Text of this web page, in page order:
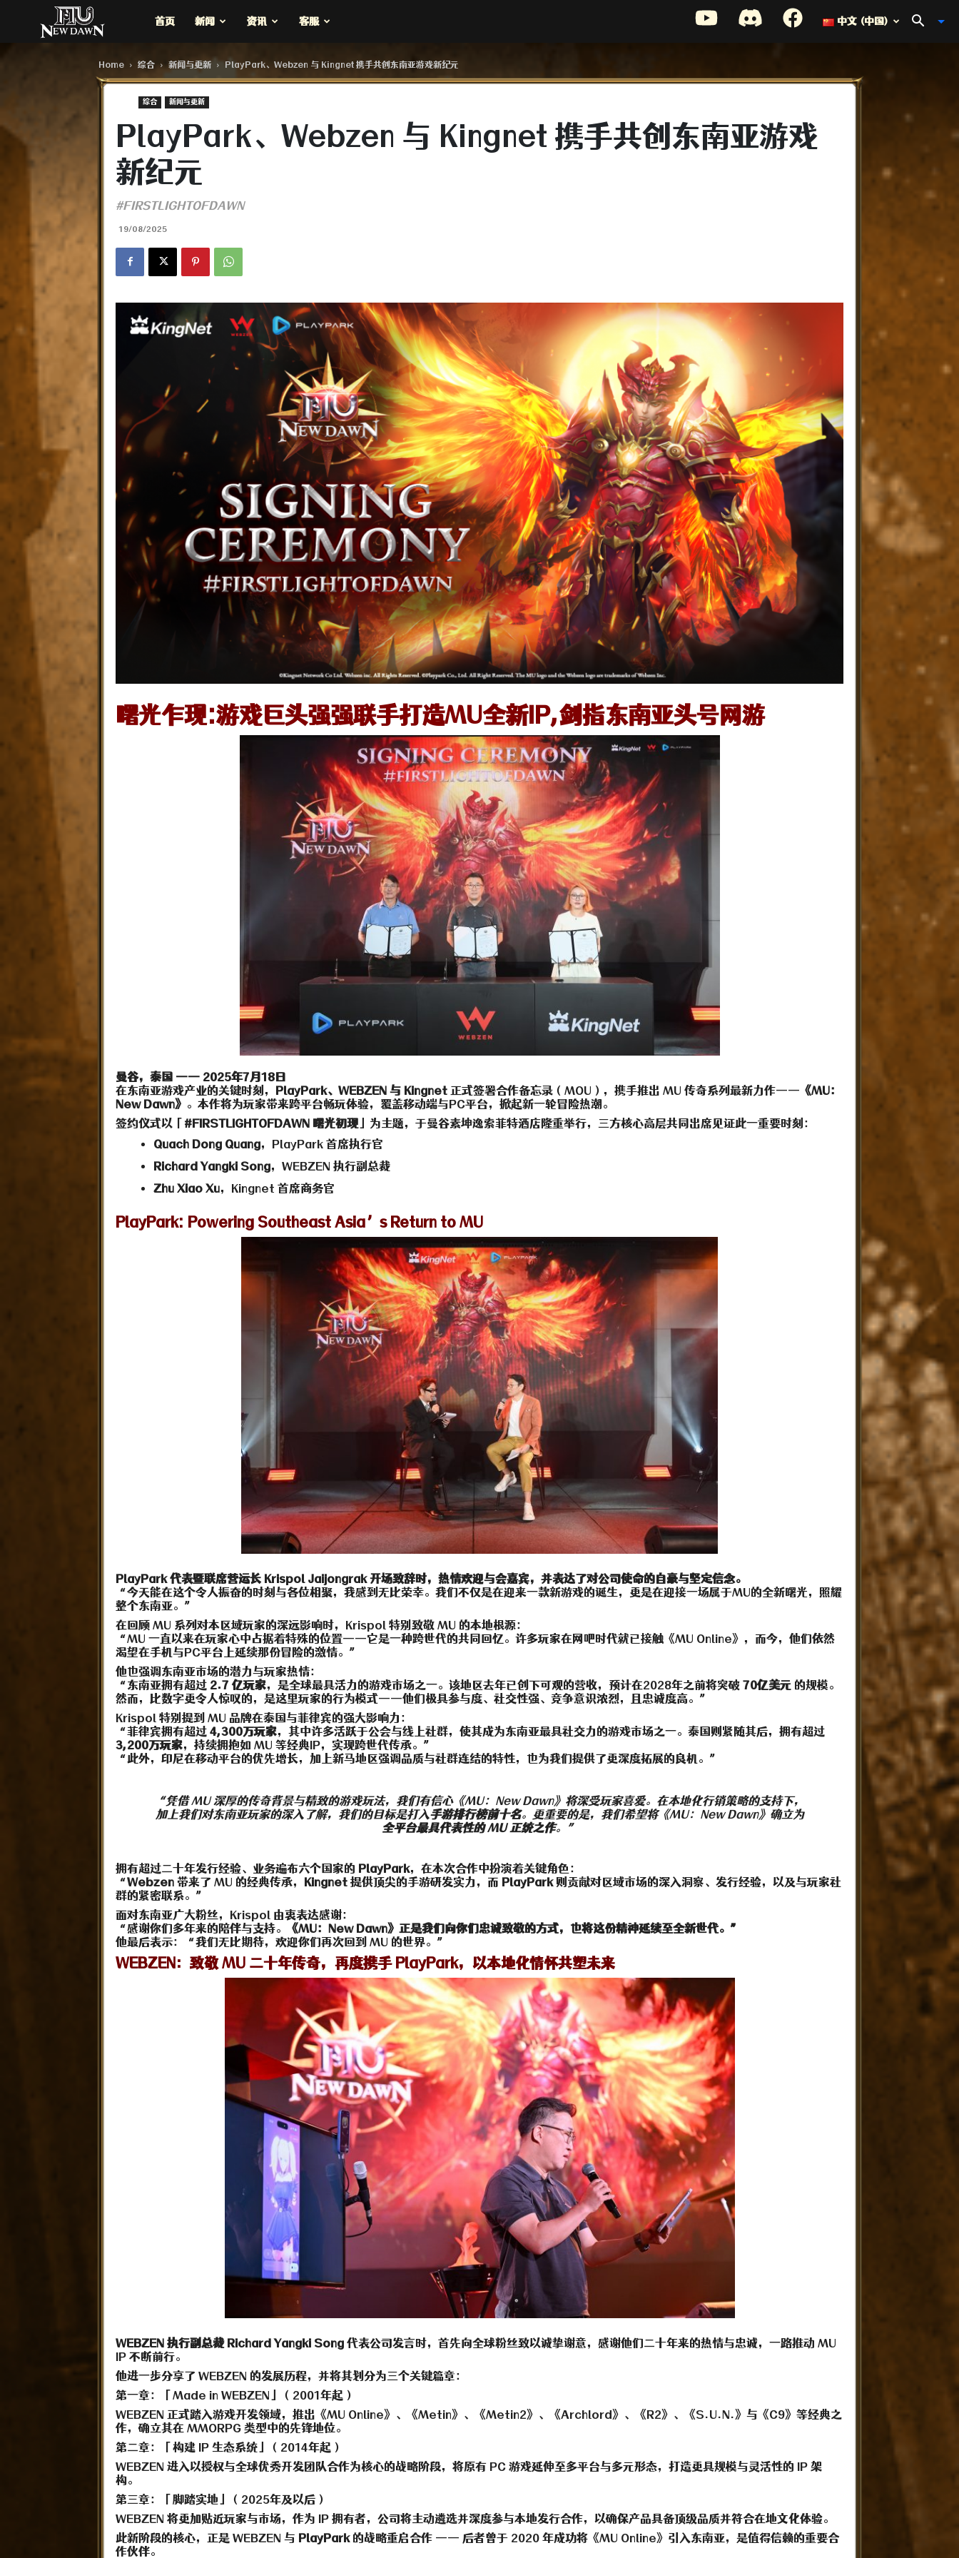
MU
New
Dawn
首页 新闻 资讯 客服 中文 (中国)
Home 综合​ 新闻与更新 PlayPark、Webzen 与 Kingnet 携手共创东南亚游戏新纪元
综合​ 新闻与更新
PlayPark、Webzen 与 Kingnet 携手共创东南亚游戏
新纪元
#FIRSTLIGHTOFDAWN
19/08/2025
曙光乍现:游戏巨头强强联手打造MU全新IP,剑指东南亚头号网游
曼谷，泰国 —— 2025年7月18日
在东南亚游戏产业的关键时刻， PlayPark、WEBZEN 与 Kingnet 正式签署合作备忘录（MOU），携手推出 MU 传奇系列最新力作—— 《MU：
New Dawn》 。本作将为玩家带来跨平台畅玩体验，覆盖移动端与PC平台，掀起新一轮冒险热潮。
签约仪式以「 #FIRSTLIGHTOFDAWN 曙光初现 」为主题，于曼谷素坤逸索菲特酒店隆重举行，三方核心高层共同出席见证此一重要时刻：
Quach Dong Quang，PlayPark 首席执行官
Richard Yangki Song，WEBZEN 执行副总裁
Zhu Xiao Xu，Kingnet 首席商务官
PlayPark: Powering Southeast Asia’s Return to MU
PlayPark 代表暨联席营运长 Krispol Jaijongrak 开场致辞时，热情欢迎与会嘉宾，并表达了对公司使命的自豪与坚定信念。
“今天能在这个令人振奋的时刻与各位相聚，我感到无比荣幸。我们不仅是在迎来一款新游戏的诞生，更是在迎接一场属于MU的全新曙光，照耀
整个东南亚。”
在回顾 MU 系列对本区域玩家的深远影响时，Krispol 特别致敬 MU 的本地根源：
“MU 一直以来在玩家心中占据着特殊的位置——它是一种跨世代的共同回忆。许多玩家在网吧时代就已接触《MU Online》，而今，他们依然
渴望在手机与PC平台上延续那份冒险的激情。”
他也强调东南亚市场的潜力与玩家热情：
“东南亚拥有超过 2.7 亿玩家，是全球最具活力的游戏市场之一。该地区去年已创下可观的营收，预计在2028年之前将突破 70亿美元 的规模。
然而，比数字更令人惊叹的，是这里玩家的行为模式——他们极具参与度、社交性强、竞争意识浓烈，且忠诚度高。”
Krispol 特别提到 MU 品牌在泰国与菲律宾的强大影响力：
“菲律宾拥有超过 4,300万玩家，其中许多活跃于公会与线上社群，使其成为东南亚最具社交力的游戏市场之一。泰国则紧随其后，拥有超过
3,200万玩家，持续拥抱如 MU 等经典IP，实现跨世代传承。”
“此外，印尼在移动平台的优先增长，加上新马地区强调品质与社群连结的特性，也为我们提供了更深度拓展的良机。”
“凭借 MU 深厚的传奇背景与精致的游戏玩法，我们有信心《MU：New Dawn》将深受玩家喜爱。在本地化行销策略的支持下，
加上我们对东南亚玩家的深入了解，我们的目标是打入手游排行榜前十名。更重要的是，我们希望将《MU：New Dawn》确立为
全平台最具代表性的 MU 正统之作。”
拥有超过二十年发行经验、业务遍布六个国家的 PlayPark，在本次合作中扮演着关键角色：
“Webzen 带来了 MU 的经典传承， Kingnet 提供顶尖的手游研发实力，而 PlayPark则贡献对区域市场的深入洞察、发行经验，以及与玩家社
群的紧密联系。”
面对东南亚广大粉丝，Krispol 由衷表达感谢：
“感谢你们多年来的陪伴与支持。
《MU：New Dawn》正是我们向你们忠诚致敬的方式，也将这份精神延续至全新世代。”
他最后表示：“我们无比期待，欢迎你们再次回到 MU 的世界。”
WEBZEN：致敬 MU 二十年传奇，再度携手 PlayPark，以本地化情怀共塑未来
WEBZEN 执行副总裁 Richard Yangki Song 代表公司发言时，首先向全球粉丝致以诚挚谢意，感谢他们二十年来的热情与忠诚，一路推动 MU
IP 不断前行。
他进一步分享了 WEBZEN 的发展历程，并将其划分为三个关键篇章：
第一章：「Made in WEBZEN」（2001年起）
WEBZEN 正式踏入游戏开发领域，推出《MU Online》、《Metin》、《Metin2》、《Archlord》、《R2》、《S.U.N.》与《C9》等经典之
作，确立其在 MMORPG 类型中的先锋地位。
第二章：「构建 IP 生态系统」（2014年起）
WEBZEN 进入以授权与全球优秀开发团队合作为核心的战略阶段，将原有 PC 游戏延伸至多平台与多元形态，打造更具规模与灵活性的 IP 架
构。
第三章：「脚踏实地」（2025年及以后）
WEBZEN 将更加贴近玩家与市场，作为 IP 拥有者，公司将主动遴选并深度参与本地发行合作，以确保产品具备顶级品质并符合在地文化体验。
此新阶段的核心，正是 WEBZEN 与 PlayPark的战略重启合作 —— 后者曾于 2020 年成功将《MU Online》引入东南亚，是值得信赖的重要合
作伙伴。